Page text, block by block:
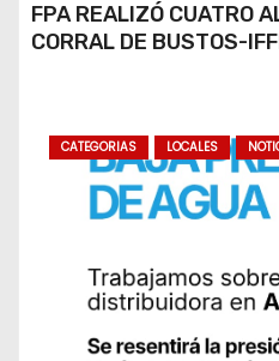
FPA REALIZÓ CUATRO
CORRAL DE BUSTOS-
CATEGORIAS LOCALES